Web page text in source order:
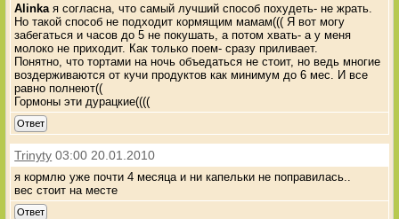
Alinka я согласна, что самый лучший способ похудеть- не жрать.
Но такой способ не подходит кормящим мамам((( Я вот могу
забегаться и часов до 5 не покушать, а потом хвать- а у меня
молоко не приходит. Как только поем- сразу приливает.
Понятно, что тортами на ночь объедаться не стоит, но ведь многие
воздерживаются от кучи продуктов как минимум до 6 мес. И все
равно полнеют((
Гормоны эти дурацкие((((
Ответ
Trinyty 03:00 20.01.2010
я кормлю уже почти 4 месяца и ни капельки не поправилась..
вес стоит на месте
Ответ